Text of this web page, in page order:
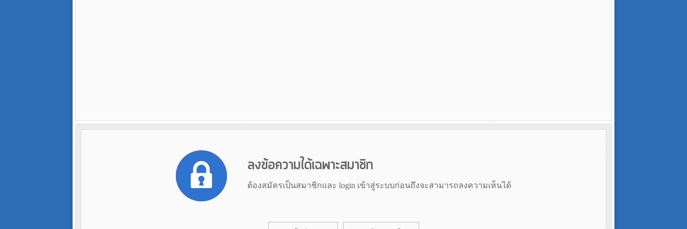
ลงข้อความได้เฉพาะสมาชิก
ต้องสมัครเป็นสมาชิกและ login เข้าสู่ระบบก่อนถึงจะสามารถลงความเห็นได้